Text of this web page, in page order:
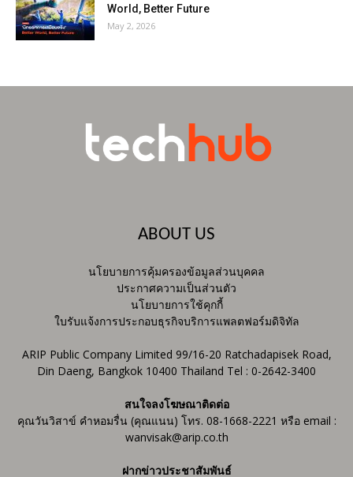
World, Better Future
May 2, 2026
ABOUT US
นโยบายการคุ้มครองข้อมูลส่วนบุคคล
ประกาศความเป็นส่วนตัว
นโยบายการใช้คุกกี้
ใบรับแจ้งการประกอบธุรกิจบริการแพลตฟอร์มดิจิทัล
ARIP Public Company Limited 99/16-20 Ratchadapisek Road,
Din Daeng, Bangkok 10400 Thailand Tel : 0-2642-3400
สนใจลงโฆษณาติดต่อ
คุณวันวิสาข์ คำหอมรื่น (คุณแนน) โทร. 08-1668-2221 หรือ email :
wanvisak@arip.co.th
ฝากข่าวประชาสัมพันธ์